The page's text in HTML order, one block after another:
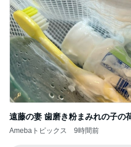
遠藤の妻 歯磨き粉まみれの子の
Amebaトピックス 9時間前